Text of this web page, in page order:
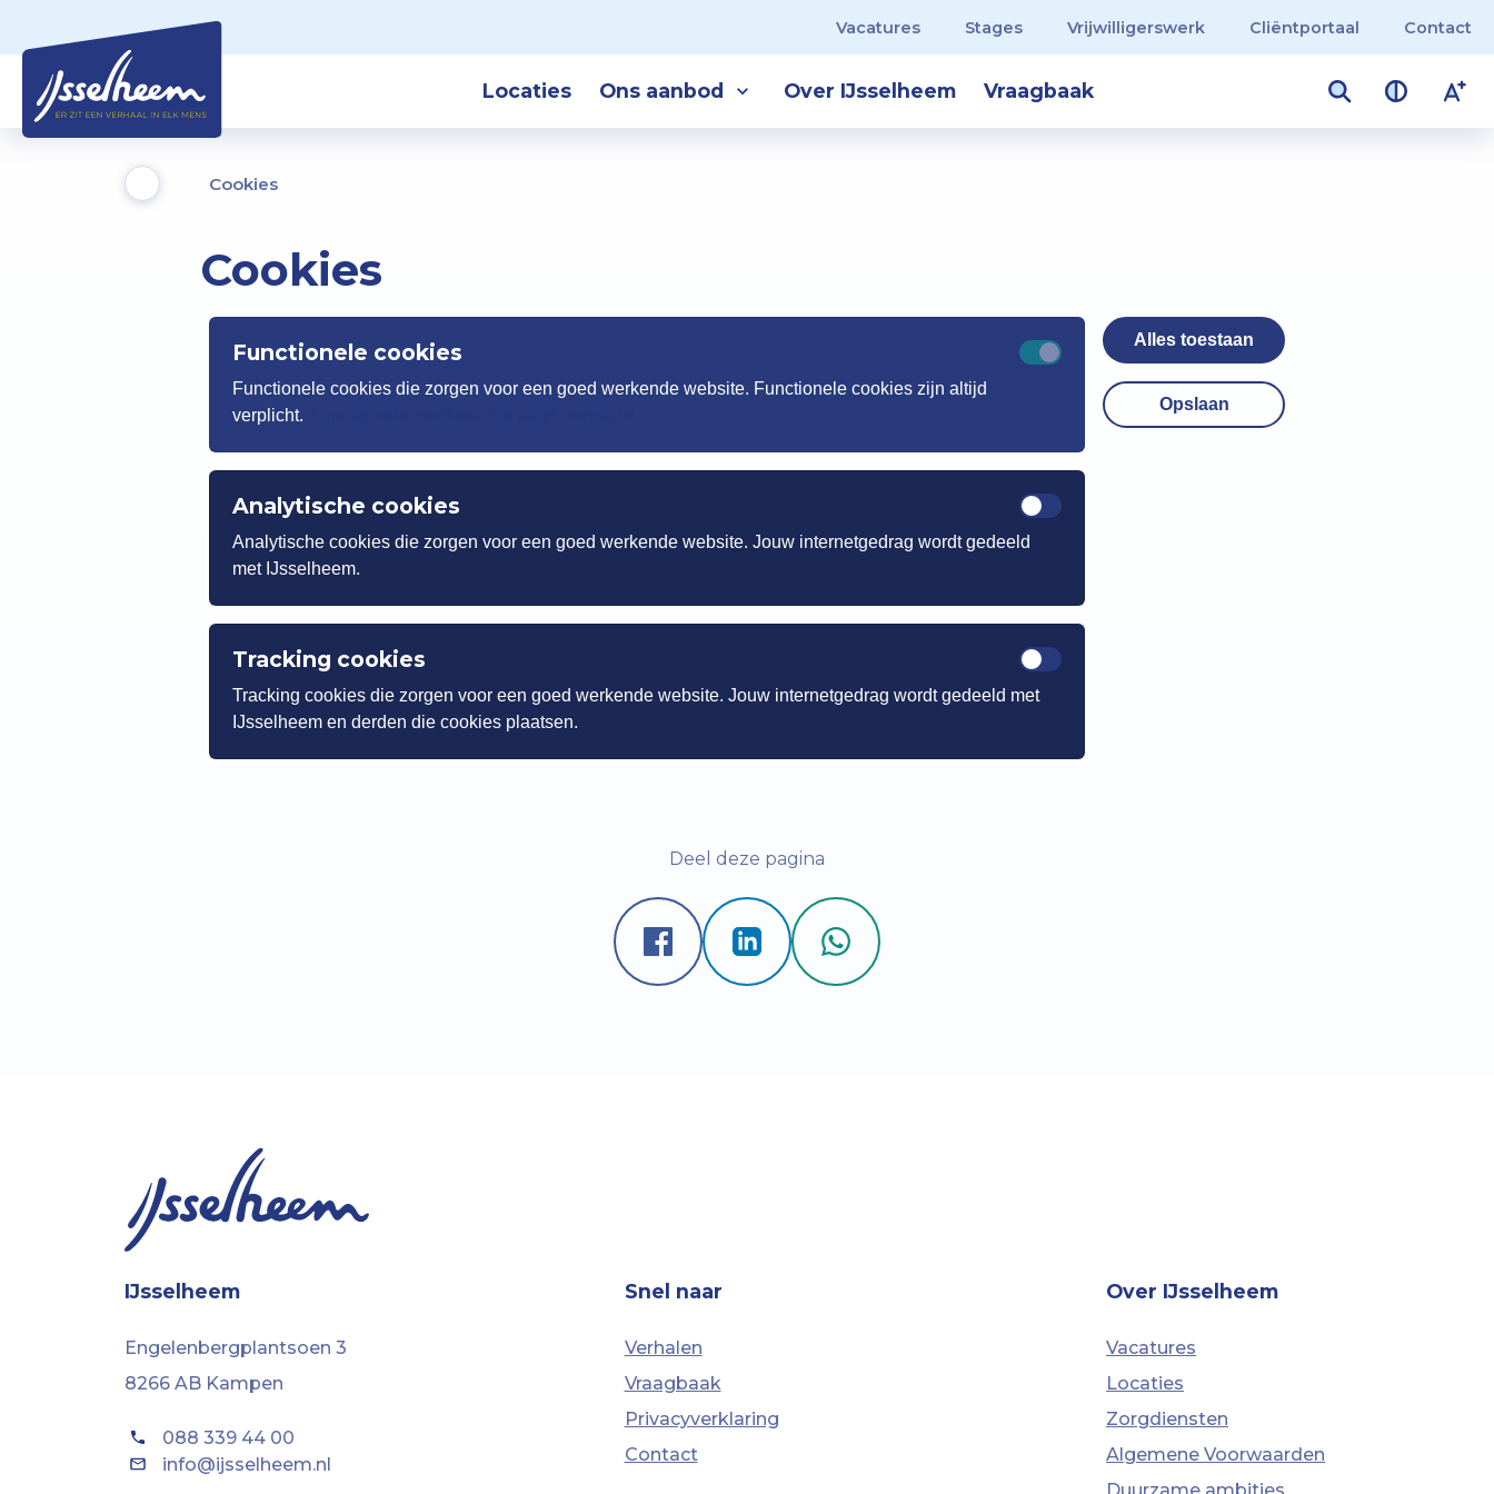
Vacatures Stages Vrijwilligerswerk Cliëntportaal Contact
Locaties Ons aanbod Over IJsselheem Vraagbaak
Cookies
Cookies
Functionele cookies
Functionele cookies die zorgen voor een goed werkende website. Functionele cookies zijn altijd
verplicht.
Analytische cookies
Analytische cookies die zorgen voor een goed werkende website. Jouw internetgedrag wordt gedeeld
met IJsselheem.
Tracking cookies
Tracking cookies die zorgen voor een goed werkende website. Jouw internetgedrag wordt gedeeld met
IJsselheem en derden die cookies plaatsen.
Alles toestaan
Opslaan
Deel deze pagina
IJsselheem
Engelenbergplantsoen 3
8266 AB Kampen
088 339 44 00
info@ijsselheem.nl
Snel naar
Verhalen
Vraagbaak
Privacyverklaring
Contact
Over IJsselheem
Vacatures
Locaties
Zorgdiensten
Algemene Voorwaarden